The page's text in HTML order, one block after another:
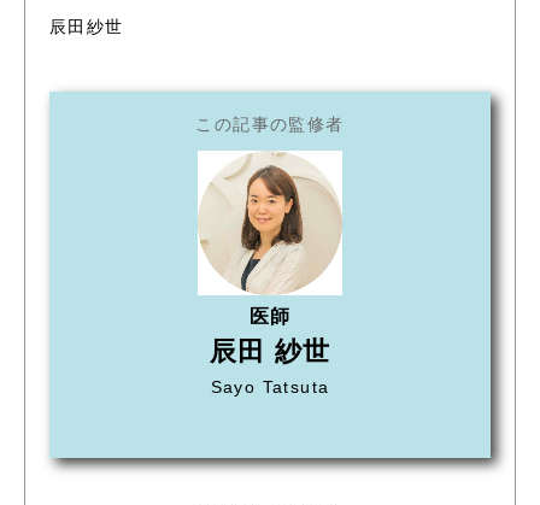
辰田紗世
この記事の監修者
医師
辰田 紗世
Sayo Tatsuta